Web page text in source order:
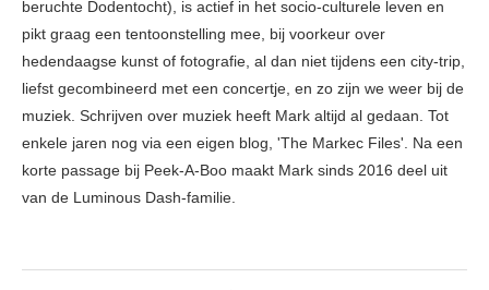
beruchte Dodentocht), is actief in het socio-culturele leven en
pikt graag een tentoonstelling mee, bij voorkeur over
hedendaagse kunst of fotografie, al dan niet tijdens een city-trip,
liefst gecombineerd met een concertje, en zo zijn we weer bij de
muziek. Schrijven over muziek heeft Mark altijd al gedaan. Tot
enkele jaren nog via een eigen blog, 'The Markec Files'. Na een
korte passage bij Peek-A-Boo maakt Mark sinds 2016 deel uit
van de Luminous Dash-familie.